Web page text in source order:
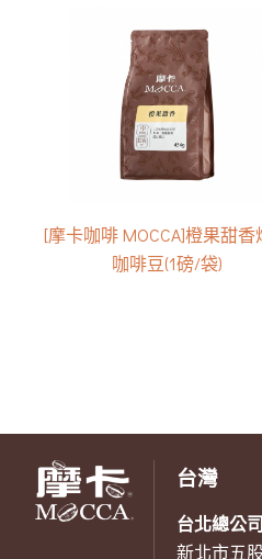
[摩卡咖啡 MOCCA]橙果甜香
咖啡豆(1磅/袋)
台灣
台北總公司
新北市五